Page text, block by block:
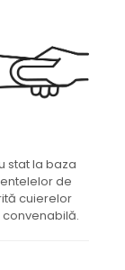
stat la baza
de
cuierelor